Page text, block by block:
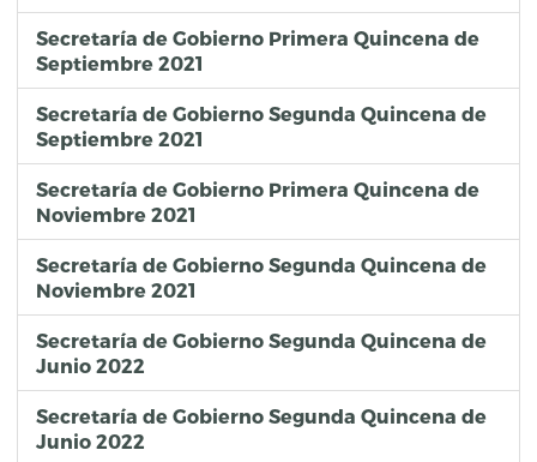
Secretaría de Gobierno Primera Quincena de
Septiembre 2021
Secretaría de Gobierno Segunda Quincena de
Septiembre 2021
Secretaría de Gobierno Primera Quincena de
Noviembre 2021
Secretaría de Gobierno Segunda Quincena de
Noviembre 2021
Secretaría de Gobierno Segunda Quincena de
Junio 2022
Secretaría de Gobierno Segunda Quincena de
Junio 2022